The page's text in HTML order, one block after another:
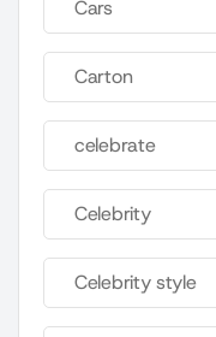
Cars
Carton
celebrate
Celebrity
Celebrity style